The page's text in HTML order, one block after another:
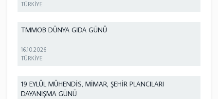
TÜRKİYE
TMMOB DÜNYA GIDA GÜNÜ
16.10.2026
TÜRKİYE
19 EYLÜL MÜHENDİS, MİMAR, ŞEHİR PLANCILARI
DAYANIŞMA GÜNÜ